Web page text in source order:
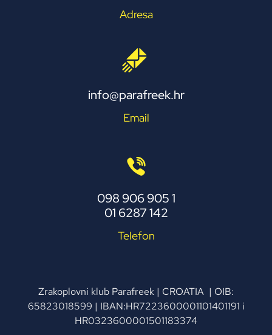
Adresa
info@parafreek.hr
Email
098 906 905 1
01 6287 142
Telefon
Zrakoplovni klub Parafreek | CROATIA | OIB:
65823018599 | IBAN:HR7223600001101401191 i
HR0323600001501183374